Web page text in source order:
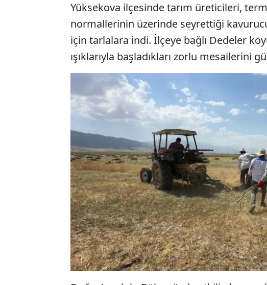
Yüksekova ilçesinde tarım üreticileri,
normallerinin üzerinde seyrettiği
için tarlalara indi. İlçeye bağlı Dedeler
ışıklarıyla başladıkları zorlu mesailerini